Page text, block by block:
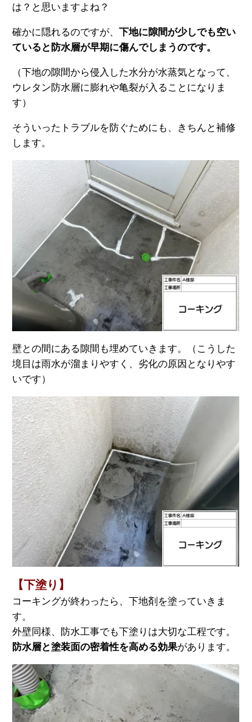
は？と思いますよね？
確かに隠れるのですが、 下地に隙間が少しでも空い
ていると防水層が早期に傷んでしまうのです。
（下地の隙間から侵入した水分が水蒸気となって、
ウレタン防水層に膨れや亀裂が入ることになりま
す）
そういったトラブルを防ぐためにも、きちんと補修
します。
壁との間にある隙間も埋めていきます。（こうした
境目は雨水が溜まりやすく、劣化の原因となりやす
いです）
【下塗り】
コーキングが終わったら、下地剤を塗っていきま
す。
外壁同様、防水工事でも下塗りは大切な工程です。
防水層と塗装面の密着性を高める効果があります。